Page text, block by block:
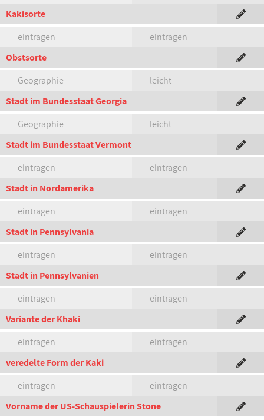
Kakisorte
eintragen
eintragen
Obstsorte
Geographie
leicht
Stadt im Bundesstaat Georgia
Geographie
leicht
Stadt im Bundesstaat Vermont
eintragen
eintragen
Stadt in Nordamerika
eintragen
eintragen
Stadt in Pennsylvania
eintragen
eintragen
Stadt in Pennsylvanien
eintragen
eintragen
Variante der Khaki
eintragen
eintragen
veredelte Form der Kaki
eintragen
eintragen
Vorname der US-Schauspielerin Stone